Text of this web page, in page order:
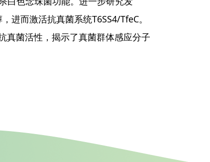
进而激活抗真菌系统T6SS4/TfeC。
真菌活性，揭示了真菌群体感应分子